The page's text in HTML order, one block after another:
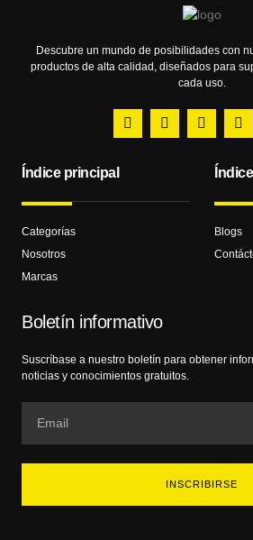
Descubre un mundo de posibilidades con
productos de alta calidad, diseñados para
cada uso.
Índice principal
Categorías
Nosotros
Marcas
Blogs
Boletín informativo
Suscríbase a nuestro boletín para obtener
noticias y conocimientos gratuitos.
INSCRIBIRSE